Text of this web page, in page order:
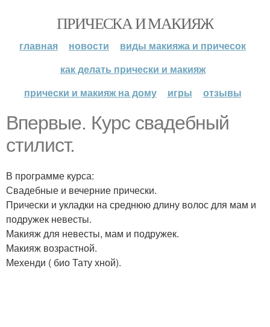
ПРИЧЕСКА И МАКИЯЖ
главная новости
виды макияжа и причесок
как делать прически и макияж
прически и макияж на дому
игры отзывы
Впервые. Курс свадебный
стилист.
В программе курса:
Свадебные и вечерние прически.
Прически и укладки на среднюю длину волос для мам и
подружек невесты.
Макияж для невесты, мам и подружек.
Макияж возрастной.
Мехенди ( био Тату хной).